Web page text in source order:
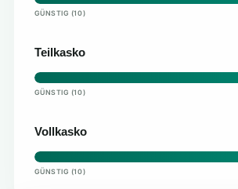
GÜNSTIG (10)
Teilkasko
GÜNSTIG (10)
Vollkasko
GÜNSTIG (10)